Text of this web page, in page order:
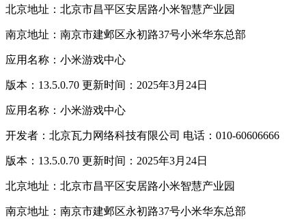
北京地址：北京市昌平区安居路小米智慧产业园
南京地址：南京市建邺区永初路37号小米华东总部
应用名称：小米游戏中心
版本：13.5.0.70 更新时间：2025年3月24日
应用名称：小米游戏中心
开发者：北京瓦力网络科技有限公司 电话：010-60606666
版本：13.5.0.70 更新时间：2025年3月24日
北京地址：北京市昌平区安居路小米智慧产业园
南京地址：南京市建邺区永初路37号小米华东总部